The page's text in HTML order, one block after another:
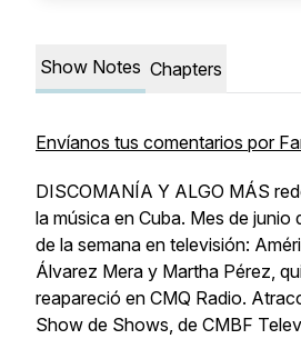
Show Notes Chapters
Envíanos tus comentarios por
DISCOMANÍA Y ALGO MÁS
la música en Cuba. Mes de junio
de la semana en televisión:
Álvarez Mera y Martha Pérez,
reapareció en CMQ Radio.
Show de Shows, de CMBF